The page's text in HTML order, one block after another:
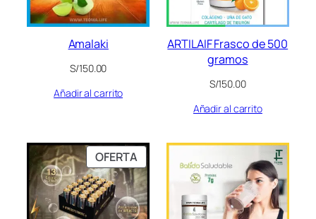
Amalaki
S/150.00
Añadir al carrito
ARTILAIF Frasco de 500
gramos
S/150.00
Añadir al carrito
OFERTA PRODUCTO
EN
OFERTA